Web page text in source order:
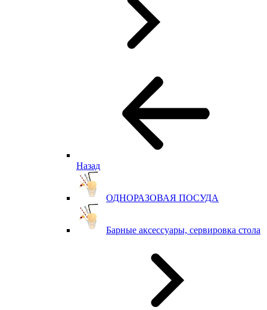
Назад
ОДНОРАЗОВАЯ ПОСУДА
Барные аксессуары, сервировка стола